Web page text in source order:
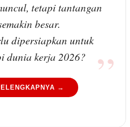
tetapi tantangan
besar.
dipersiapkan untuk
dunia kerja 2026?
→